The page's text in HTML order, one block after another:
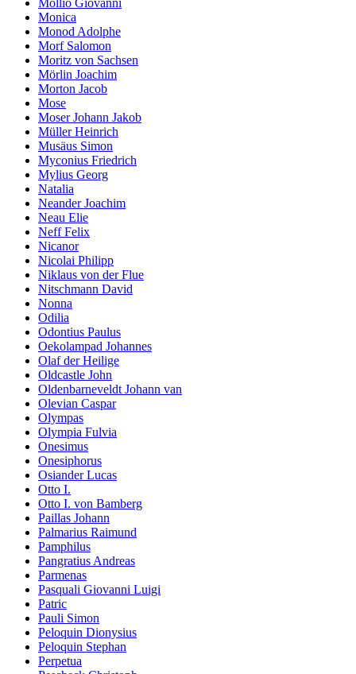
Mollio Giovanni
Monica
Monod Adolphe
Morf Salomon
Moritz von Sachsen
Mörlin Joachim
Morton Jacob
Mose
Moser Johann Jakob
Müller Heinrich
Musäus Simon
Myconius Friedrich
Mylius Georg
Natalia
Neander Joachim
Neau Elie
Neff Felix
Nicanor
Nicolai Philipp
Niklaus von der Flue
Nitschmann David
Nonna
Odilia
Odontius Paulus
Oekolampad Johannes
Olaf der Heilige
Oldcastle John
Oldenbarneveldt Johann van
Olevian Caspar
Olympas
Olympia Fulvia
Onesimus
Onesiphorus
Osiander Lucas
Otto I.
Otto I. von Bamberg
Paillas Johann
Palmarius Raimund
Pamphilus
Pangratius Andreas
Parmenas
Pasquali Giovanni Luigi
Patric
Pauli Simon
Peloquin Dionysius
Peloquin Stephan
Perpetua